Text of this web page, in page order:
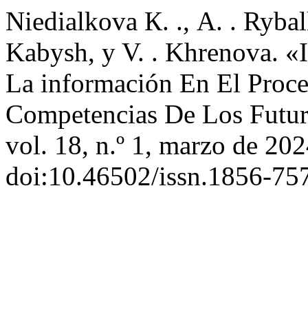
Niedialkova К. ., A. .
Kabysh, y V. . Khrenova.
La información En El
Competencias De Los
vol. 18, n.º 1, marzo de
doi:10.46502/issn.1856-